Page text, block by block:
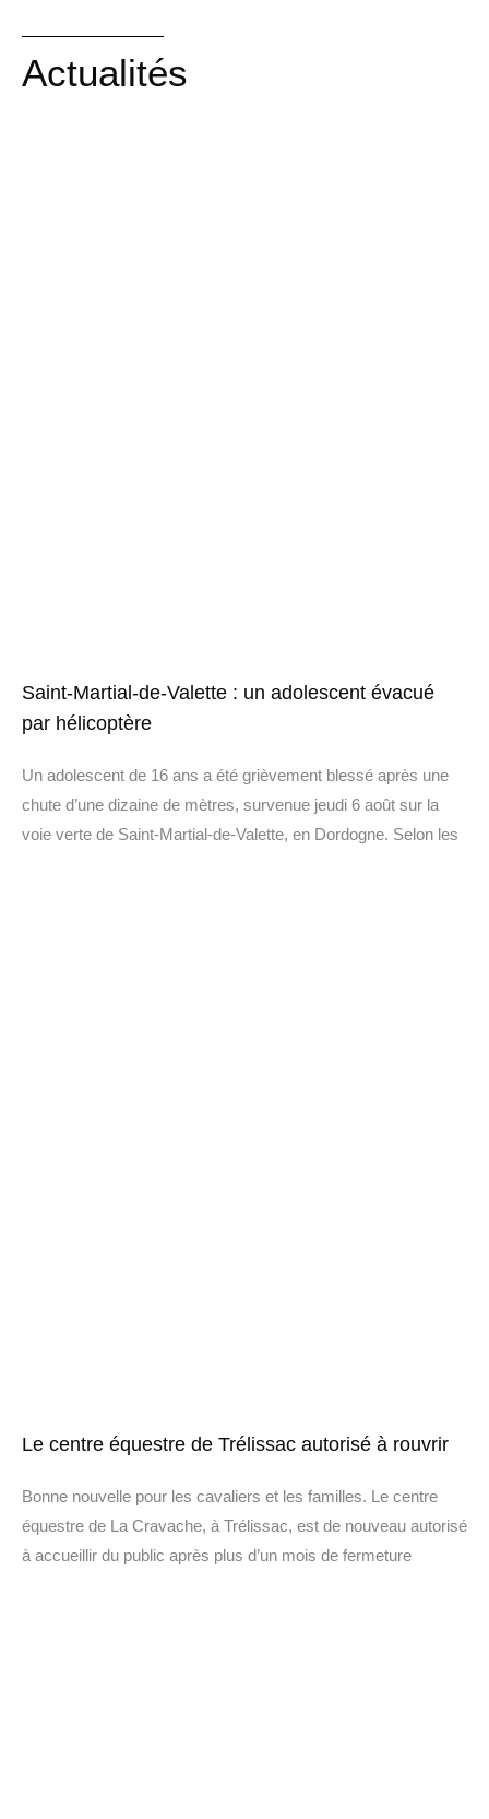
Actualités
Saint-Martial-de-Valette : un adolescent évacué
par hélicoptère
Un adolescent de 16 ans a été grièvement blessé après une
chute d’une dizaine de mètres, survenue jeudi 6 août sur la
voie verte de Saint-Martial-de-Valette, en Dordogne. Selon les
Le centre équestre de Trélissac autorisé à rouvrir
Bonne nouvelle pour les cavaliers et les familles. Le centre
équestre de La Cravache, à Trélissac, est de nouveau autorisé
à accueillir du public après plus d’un mois de fermeture